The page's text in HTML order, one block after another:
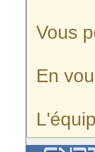
Vous
En